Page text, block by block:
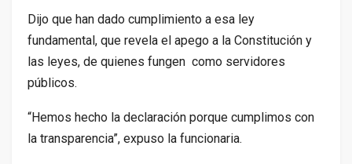
Dijo que han dado cumplimiento a esa ley
fundamental, que revela el apego a la Constitución y
las leyes, de quienes fungen como servidores
públicos.
“Hemos hecho la declaración porque cumplimos con
la transparencia”, expuso la funcionaria.